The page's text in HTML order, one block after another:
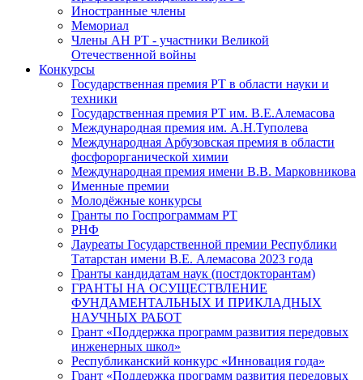
Иностранные члены
Мемориал
Члены АН РТ - участники Великой
Отечественной войны
Конкурсы
Государственная премия РТ в области науки и
техники
Государственная премия РТ им. В.Е.Алемасова
Международная премия им. А.Н.Туполева
Международная Арбузовская премия в области
фосфорорганической химии
Международная премия имени В.В. Марковникова
Именные премии
Молодёжные конкурсы
Гранты по Госпрограммам РТ
РНФ
Лауреаты Государственной премии Республики
Татарстан имени В.Е. Алемасова 2023 года
Гранты кандидатам наук (постдокторантам)
ГРАНТЫ НА ОСУЩЕСТВЛЕНИЕ
ФУНДАМЕНТАЛЬНЫХ И ПРИКЛАДНЫХ
НАУЧНЫХ РАБОТ
Грант «Поддержка программ развития передовых
инженерных школ»
Республиканский конкурс «Инновация года»
Грант «Поддержка программ развития передовых